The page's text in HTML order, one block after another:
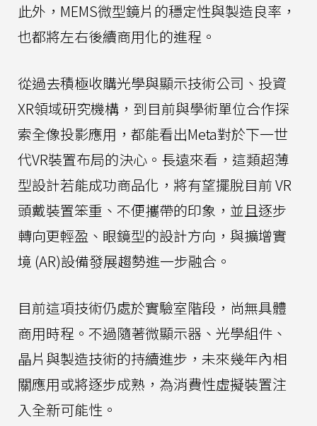
此外，MEMS微型鏡片的穩定性與製造良率，
也都將左右後續商用化的進程。
從過去積極收購光學與顯示技術公司、投資
XR領域研究機構，到目前與學術單位合作探
索全像投影應用，都能看出Meta對於下一世
代VR裝置布局的決心。長遠來看，這類超薄
型設計若能成功商品化，將有望擺脫目前 VR
頭戴裝置笨重、不便攜帶的印象，並且逐步
轉向更輕盈、眼鏡型的設計方向，與擴增實
境 (AR)設備發展趨勢進一步融合。
目前這項技術仍處於實驗室階段，尚無具體
商用時程。不過隨著微顯示器、光學組件、
晶片與製造技術的持續進步，未來幾年內相
關應用或將逐步成熟，為消費性虛擬裝置注
入全新可能性。